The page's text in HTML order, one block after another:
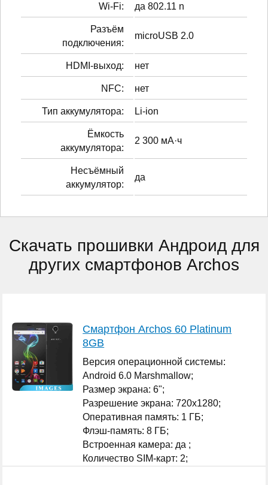
Wi-Fi: да 802.11 n
Разъём
подключения:
microUSB 2.0
HDMI-выход: нет
NFC: нет
Тип аккумулятора: Li-ion
Ёмкость
аккумулятора:
2 300 мА·ч
Несъёмный
аккумулятор:
да
Скачать прошивки Андроид для
других смартфонов Archos
Смартфон Archos 60 Platinum
8GB
Версия операционной системы:
Android 6.0 Marshmallow;
Размер экрана: 6";
Разрешение экрана: 720x1280;
Оперативная память: 1 ГБ;
Флэш-память: 8 ГБ;
Встроенная камера: да ;
Количество SIM-карт: 2;